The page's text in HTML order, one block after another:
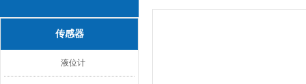
传感器
液位计